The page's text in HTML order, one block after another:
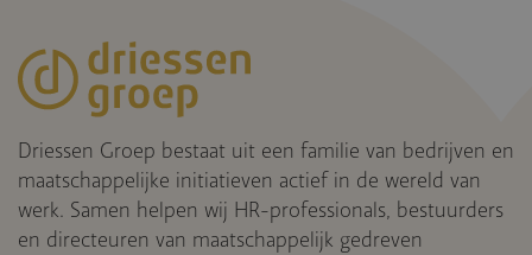
Driessen Groep bestaat uit een familie van bedrijven en
maatschappelijke initiatieven actief in de wereld van
werk. Samen helpen wij HR-professionals, bestuurders
en directeuren van maatschappelijk gedreven